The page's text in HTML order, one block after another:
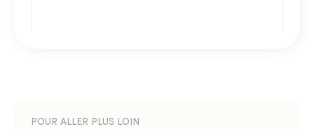
POUR ALLER PLUS LOIN